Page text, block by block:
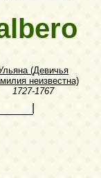
(Девичья
неизвестна)
1727-1767